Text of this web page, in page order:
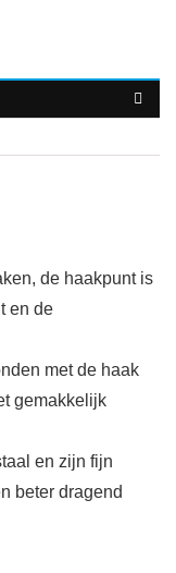
de haakpunt is
en de
met de haak
gemakkelijk
en zijn fijn
beter dragend